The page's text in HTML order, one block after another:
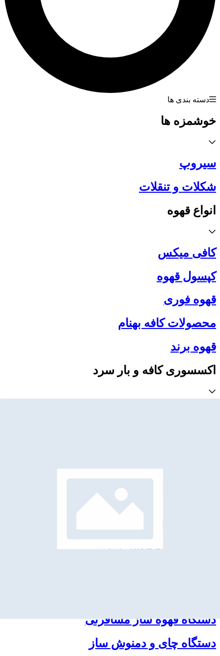
دسته بندی ها
خوشمزه ها
سیروپ
شکلات و تنقلات
انواع قهوه
کافی میکس
کپسول قهوه
قهوه فوری
محصولات کافه بهنام
قهوه برند
اکسسوری کافه و بار سرد
دستگاه قهوه ساز
دستگاه قهوه جوش ترک
دستگاه قهوه ساز مسافرتی
دستگاه چای و دمنوش ساز